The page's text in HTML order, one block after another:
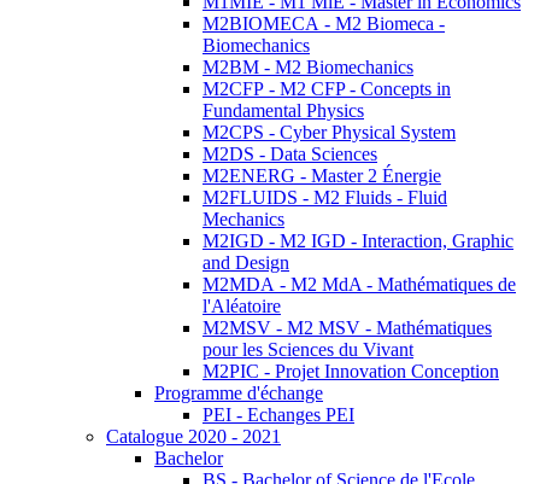
M2BIOMECA - M2 Biomeca -
Biomechanics
M2BM - M2 Biomechanics
M2CFP - M2 CFP - Concepts in
Fundamental Physics
M2CPS - Cyber Physical System
M2DS - Data Sciences
M2ENERG - Master 2 Énergie
M2FLUIDS - M2 Fluids - Fluid
Mechanics
M2IGD - M2 IGD - Interaction, Graphic
and Design
M2MDA - M2 MdA - Mathématiques de
l'Aléatoire
M2MSV - M2 MSV - Mathématiques
pour les Sciences du Vivant
M2PIC - Projet Innovation Conception
Programme d'échange
PEI - Echanges PEI
Catalogue 2020 - 2021
Bachelor
BS - Bachelor of Science de l'Ecole